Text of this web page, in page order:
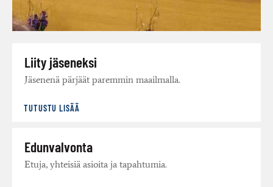
Liity jäseneksi
Jäsenenä pärjäät paremmin maailmalla.
TUTUSTU LISÄÄ
Edunvalvonta
Etuja, yhteisiä asioita ja tapahtumia.